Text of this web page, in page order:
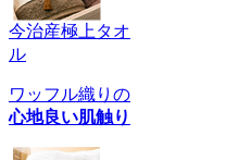
今治産極上タオ
ル
ワッフル織りの
心地良い肌触り